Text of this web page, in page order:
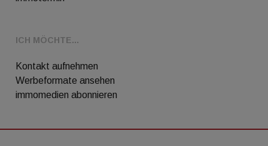
ICH MÖCHTE...
Kontakt aufnehmen
Werbeformate ansehen
immomedien abonnieren